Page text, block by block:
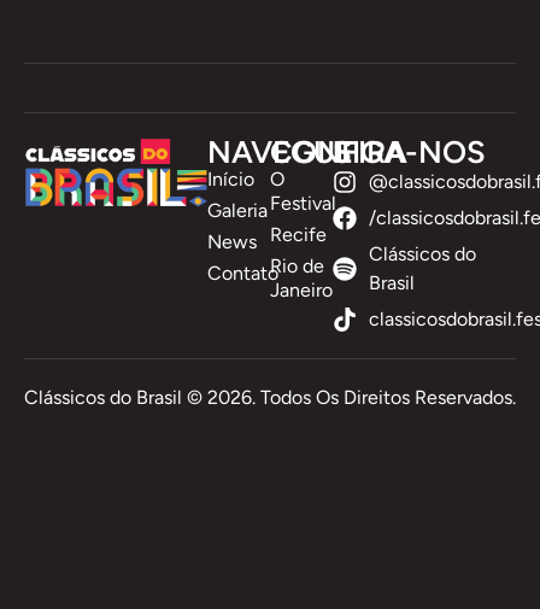
NAVEGUE
Início
Galeria
News
Contato
CONFIRA
O
Festival
Recife
Rio de
Janeiro
SIGA-NOS
/
Clássicos do
Brasil
Clássicos do Brasil ©️ 2026. Todos Os Direitos Reservados.